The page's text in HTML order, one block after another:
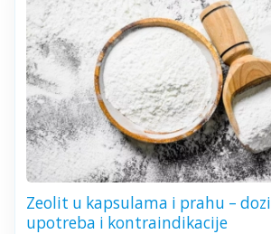
Zeolit u kapsulama i prahu –
upotreba i kontraindikacije